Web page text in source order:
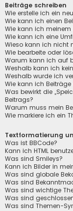
Beiträge schreiben
Wie erstelle ich ein
Wie kann ich einen
Wie kann ich
Wie kann ich eine
Wieso kann ich nicht
Wie bearbeite oder
Warum kann ich auf
Weshalb kann ich
Weshalb wurde ich
Wie kann ich
Was bewirkt die
Beitrags?
Warum muss mein
Wie markiere ich ein
Textformatierung
Was ist BBCode?
Kann ich HTML
Was sind Smileys?
Kann ich Bilder in
Was sind globale
Was sind
Was sind wichtige
Was sind
Was sind Themen-